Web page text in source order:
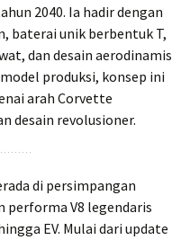
2040. Ia hadir dengan
baterai unik berbentuk T,
dan desain aerodinamis
produksi, konsep ini
arah Corvette
desain revolusioner.
di persimpangan
performa V8 legendaris
EV. Mulai dari update